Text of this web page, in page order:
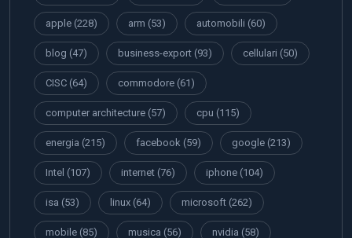
apple (228) arm (53) automobili (60)
blog (47) business-export (93) cellulari (50)
CISC (64) commodore (61)
computer architecture (57) cpu (115)
energia (215) facebook (59) google (213)
Intel (107) internet (76) iphone (104)
isa (53) linux (64) microsoft (262)
mobile (85) musica (56) nvidia (58)